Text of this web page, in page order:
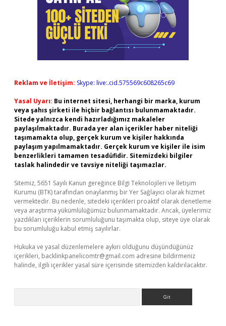
Reklam ve İletişim: Skype: live:.cid.575569c608265c69
Yasal Uyarı: Bu internet sitesi, herhangi bir marka, kurum
veya şahıs şirketi ile hiçbir bağlantısı bulunmamaktadır.
Sitede yalnızca kendi hazırladığımız makaleler
paylaşılmaktadır. Burada yer alan içerikler haber niteliği
taşımamakta olup, gerçek kurum ve kişiler hakkında
paylaşım yapılmamaktadır. Gerçek kurum ve kişiler ile isim
benzerlikleri tamamen tesadüfidir. Sitemizdeki bilgiler
taslak halindedir ve tavsiye niteliği taşımazlar.
Sitemiz, 5651 Sayılı Kanun gereğince Bilgi Teknolojileri ve İletişim
Kurumu (BTK) tarafından onaylanmış bir Yer Sağlayıcı olarak hizmet
vermektedir. Bu nedenle, sitedeki içerikleri proaktif olarak denetleme
veya araştırma yükümlülüğümüz bulunmamaktadır. Ancak, üyelerimiz
yazdıkları içeriklerin sorumluluğunu taşımakta olup, siteye üye olarak
bu sorumluluğu kabul etmiş sayılırlar.
Hukuka ve yasal düzenlemelere aykırı olduğunu düşündüğünüz
içerikleri, backlinkpanelicomtr@gmail.com adresine bildirmeniz
halinde, ilgili içerikler yasal süre içerisinde sitemizden kaldırılacaktır.